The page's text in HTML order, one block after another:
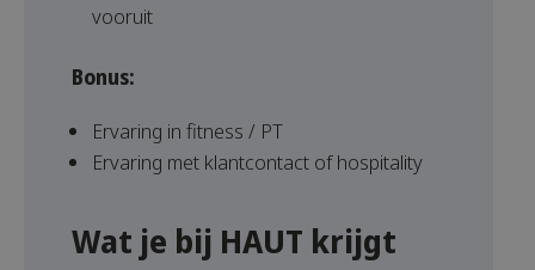
vooruit
Bonus:
Ervaring in fitness / PT
Ervaring met klantcontact of hospitality
Wat je bij HAUT krijgt